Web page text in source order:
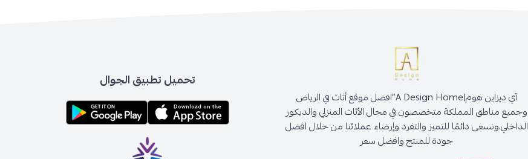
آي ديزاين هوم|A Design Home”افضل موقع أثاث في الرياض
وجميع مناطق المملكة متخصصون في مجال الأثاث المنزلي والديكور
الداخلي،ونسعى دائمًا للتميز والتفرد وإرضاء عملائنا من خلال افضل
جودة للمنتج وافضل سعر
تحميل تطبيق الجوال